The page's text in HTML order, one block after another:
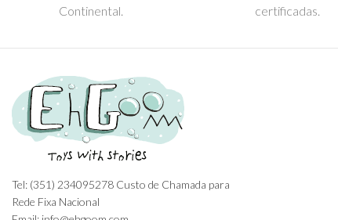
Continental.
certificadas.
Tel: (351) 234095278 Custo de Chamada para
Rede Fixa Nacional